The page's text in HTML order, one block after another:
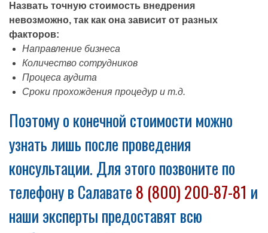
Назвать точную стоимость внедрения
невозможно, так как она зависит от разных
факторов:
Направление бизнеса
Количество сотрудников
Процеса аудита
Сроки прохождения процедур и т.д.
Поэтому о конечной стоимости можно
узнать лишь после проведения
консультации. Для этого позвоните по
телефону в Салавате 8 (800) 200-87-81 и
наши эксперты предоставят всю